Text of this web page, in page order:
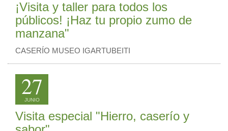
¡Visita y taller para todos los
públicos! ¡Haz tu propio zumo de
manzana"
CASERÍO MUSEO IGARTUBEITI
27
JUNIO
Visita especial "Hierro, caserío y